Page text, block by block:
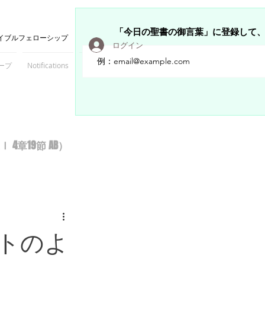
ブルフェローシップ
プ Notifications Members
「今日の聖書の御言葉」に登録して
ログイン
章19節 AB）
のよ